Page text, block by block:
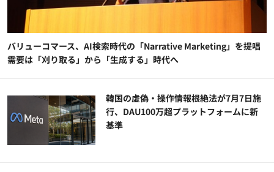
バリューコマース、AI検索時代の「Narrative Marketing」を提唱
需要は「刈り取る」から「生成する」時代へ
韓国の虚偽・操作情報根絶法が7月7日施
行、DAU100万超プラットフォームに新
基準